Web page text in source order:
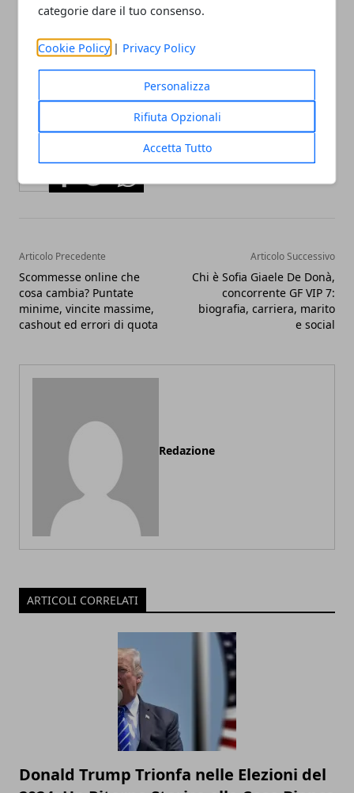
categorie dare il tuo consenso.
Cookie Policy | Privacy Policy
Personalizza
Rifiuta Opzionali
Accetta Tutto
sembra corretto aspettarsi un’opposizione
durissima e intransigente, guidata da una
coraggiosa e progressista.
Facebook
TwitterWhatsapp
Articolo Precedente
Scommesse online che
cosa cambia? Puntate
minime, vincite massime,
cashout ed errori di quota
Articolo Successivo
Chi è Sofia Giaele De Donà,
concorrente GF VIP 7:
biografia, carriera, marito
e social
Redazione
ARTICOLI CORRELATI
Donald Trump Trionfa nelle Elezioni del